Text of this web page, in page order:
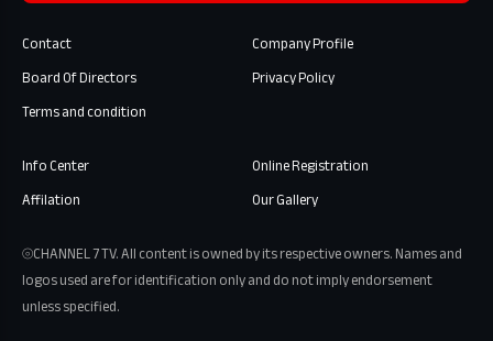
Contact
Company Profile
Board Of Directors
Privacy Policy
Terms and condition
Info Center
Online Registration
Affilation
Our Gallery
⦾CHANNEL 7 TV. All content is owned by its respective owners. Names and
logos used are for identification only and do not imply endorsement
unless specified.